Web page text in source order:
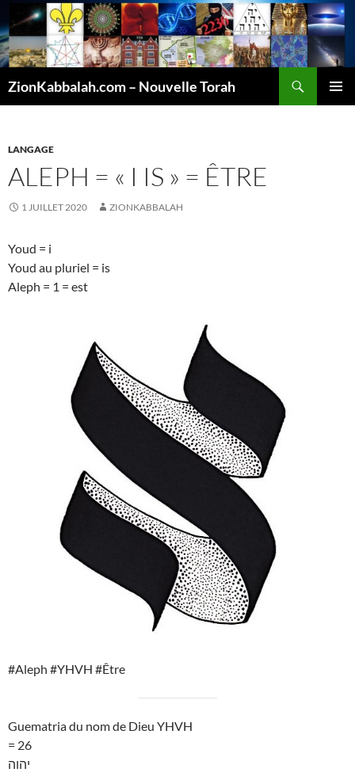
ZionKabbalah.com – Nouvelle Torah
LANGAGE
ALEPH = « I IS » = ÊTRE
1 JUILLET 2020 ZIONKABBALAH
Youd = i
Youd au pluriel = is
Aleph = 1 = est
#Aleph #YHVH #Être
Guematria du nom de Dieu YHVH
= 26
יהוה